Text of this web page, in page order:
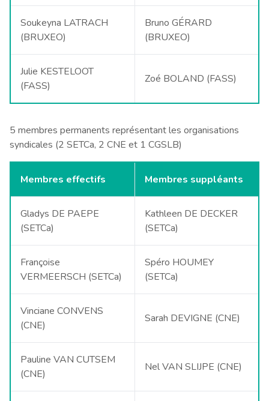
Soukeyna LATRACH
(BRUXEO)
Bruno GÉRARD
(BRUXEO)
Julie KESTELOOT
(FASS)
Zoé BOLAND (FASS)
5 membres permanents représentant les organisations
syndicales (2 SETCa, 2 CNE et 1 CGSLB)
Membres effectifs Membres suppléants
Gladys DE PAEPE
(SETCa)
Kathleen DE DECKER
(SETCa)
Françoise
VERMEERSCH (SETCa)
Spéro HOUMEY
(SETCa)
Vinciane CONVENS
(CNE)
Sarah DEVIGNE (CNE)
Pauline VAN CUTSEM
(CNE)
Nel VAN SLIJPE (CNE)